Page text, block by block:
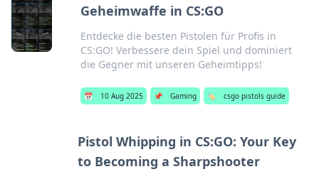
Geheimwaffe in CS:GO
Entdecke die besten Pistolen für Profis in
CS:GO! Verbessere dein Spiel und dominiert
die Gegner mit unseren Geheimtipps!
📅 10 Aug 2025 📌 Gaming 🏷️ csgo pistols guide
Pistol Whipping in CS:GO: Your Key
to Becoming a Sharpshooter